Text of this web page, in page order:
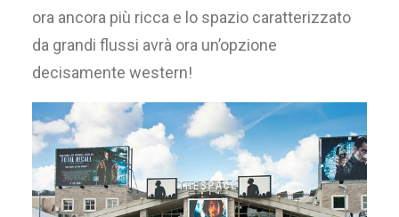
ora ancora più ricca e lo spazio caratterizzato
da grandi flussi avrà ora un’opzione
decisamente western!